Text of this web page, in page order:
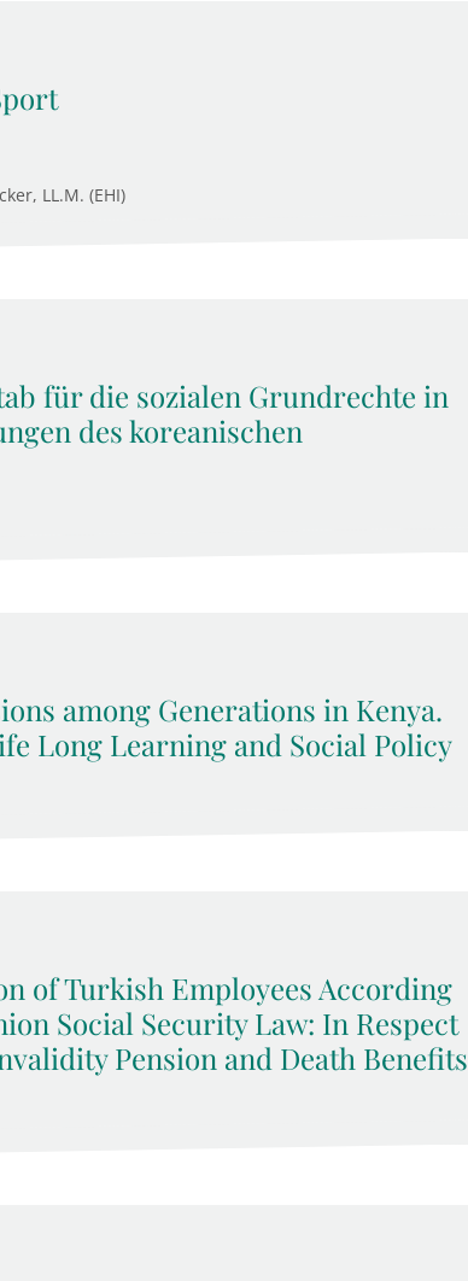
LL.M. (EHI)
für die sozialen Grundrechte in
des koreanischen
among Generations in Kenya.
Long Learning and Social Policy
of Turkish Employees According
Social Security Law: In Respect
Pension and Death Benefits